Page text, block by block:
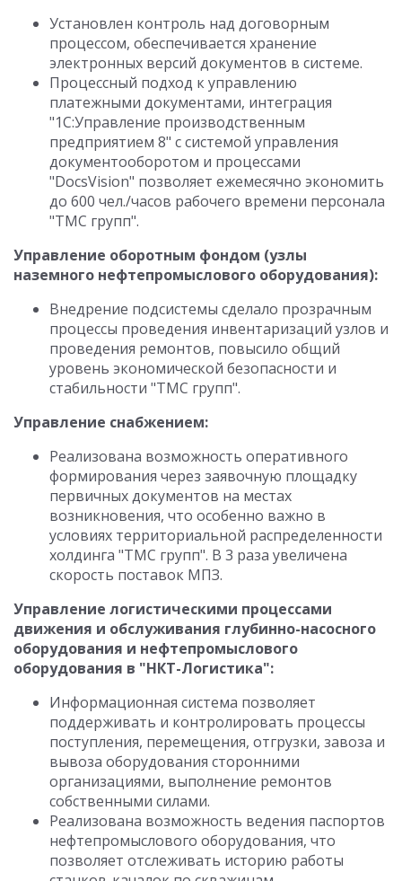
Установлен контроль над договорным
процессом, обеспечивается хранение
электронных версий документов в системе.
Процессный подход к управлению
платежными документами, интеграция
"1С:Управление производственным
предприятием 8" с системой управления
документооборотом и процессами
"DocsVision" позволяет ежемесячно экономить
до 600 чел./часов рабочего времени персонала
"ТМС групп".
Управление оборотным фондом (узлы
наземного нефтепромыслового оборудования):
Внедрение подсистемы сделало прозрачным
процессы проведения инвентаризаций узлов и
проведения ремонтов, повысило общий
уровень экономической безопасности и
стабильности "ТМС групп".
Управление снабжением:
Реализована возможность оперативного
формирования через заявочную площадку
первичных документов на местах
возникновения, что особенно важно в
условиях территориальной распределенности
холдинга "ТМС групп". В 3 раза увеличена
скорость поставок МПЗ.
Управление логистическими процессами
движения и обслуживания глубинно-насосного
оборудования и нефтепромыслового
оборудования в "НКТ-Логистика":
Информационная система позволяет
поддерживать и контролировать процессы
поступления, перемещения, отгрузки, завоза и
вывоза оборудования сторонними
организациями, выполнение ремонтов
собственными силами.
Реализована возможность ведения паспортов
нефтепромыслового оборудования, что
позволяет отслеживать историю работы